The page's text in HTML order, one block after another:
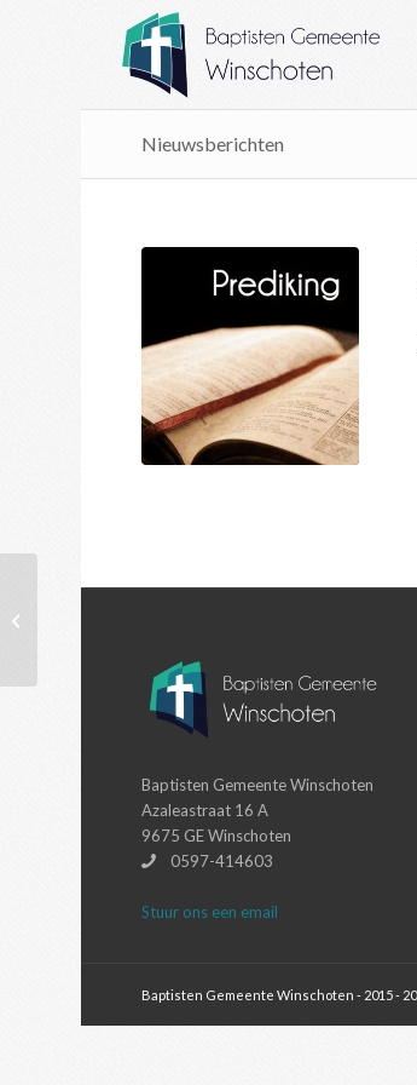
Nieuwsberichten
Baptisten Gemeente Winschoten
Azaleastraat 16 A
9675 GE Winschoten
0597-414603
Stuur ons een email
Baptisten Gemeente Winschoten - 2015 -